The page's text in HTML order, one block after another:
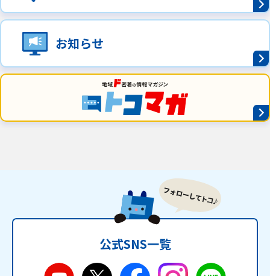
お知らせ
公式SNS一覧